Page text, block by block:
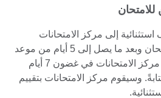
إلى مركز الامتحانات
الخاص بك قبل موعد الامتحان وبعد ما يصل إلى 5 أيام من موعد
الامتحان. سوف يرد عليك مركز الامتحانات في غضون 7 أيام
وسيقوم مركز الامتحانات بتقييم